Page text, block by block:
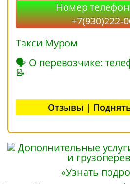
Номер
+7(930)222-
Такси Муром
🗣 О перевозчике:
📝
Отзывы |
«Узнать